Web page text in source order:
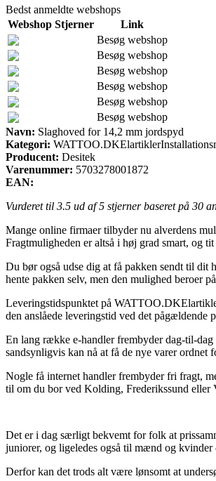
Bedst anmeldte webshops
Webshop Stjerner
Link
Besøg webshop
Besøg webshop
Besøg webshop
Besøg webshop
Besøg webshop
Besøg webshop
Navn: Slaghoved for 14,2 mm jordspyd
Kategori:
Producent: Desitek
Varenummer: 5703278001872
EAN:
Vurderet til 3.5 ud af 5 stjerner baseret på 30
Mange online firmaer tilbyder nu alverdens
Fragtmuligheden er altså i høj grad smart, og
Du bør også udse dig at få pakken sendt til dit
hente pakken selv, men den mulighed beroer
Leveringstidspunktet på
den anslåede leveringstid ved det pågældende
En lang række e-handler frembyder dag-til-
sandsynligvis kan nå at få de nye varer ordnet
Nogle få internet handler frembyder fri fragt,
til om du bor ved Kolding, Frederikssund eller
Det er i dag særligt bekvemt for folk at
juniorer, og ligeledes også til mænd og
Derfor kan det trods alt være lønsomt at